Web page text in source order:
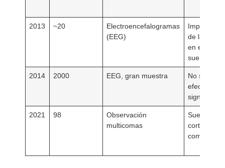
2013 ~20
Electroencefalogramas
(EEG)
Impacto
de la luz
en el inicio
sueño
2014 2000 EEG, gran muestra
No se
efecto
significativo
2021 98
Observación
multicomas
Sueño más
corto,